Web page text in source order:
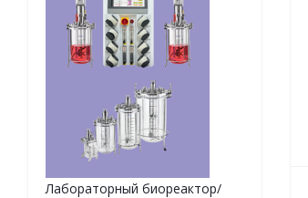
Лабораторный биореактор/